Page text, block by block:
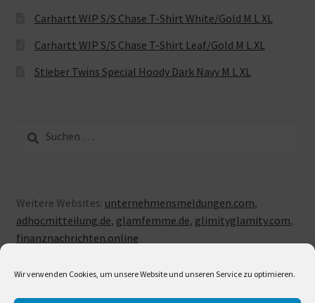
Wir verwenden Cookies, um unsere Website und unseren Service zu optimieren.
Carhartt WIP S/S Chase T-Shirt White/Gold M L XL
Carhartt WIP S/S Chase T-Shirt Leaf/Gold M L XL
Stieber Twins Special Hoody Dark Navy M L XL
nach:
Weitere Websites: unternehmensmeldungen.com,
adhocmitteilung.de, glamfemme.de, glimityglamity.com,
finanznachrichten.online